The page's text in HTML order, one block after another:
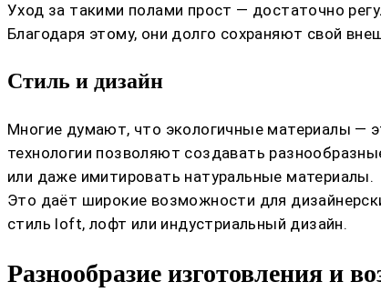
Уход за такими полами прост — достаточно
Благодаря этому, они долго сохраняют свой
Стиль и дизайн
Многие думают, что экологичные материалы —
технологии позволяют создавать
или даже имитировать натуральные материалы.
Это даёт широкие возможности для
стиль loft, лофт или индустриальный дизайн.
Разнообразие изготовления и